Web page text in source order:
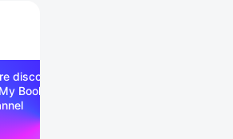
discounts —
Booking Telegram